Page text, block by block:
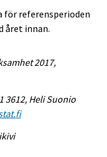
för referensperioden
året innan.
2017,
3612, Heli Suonio